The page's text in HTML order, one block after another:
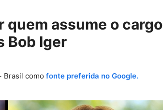
assume o cargo
Bob Iger
Brasil como fonte preferida no Google.